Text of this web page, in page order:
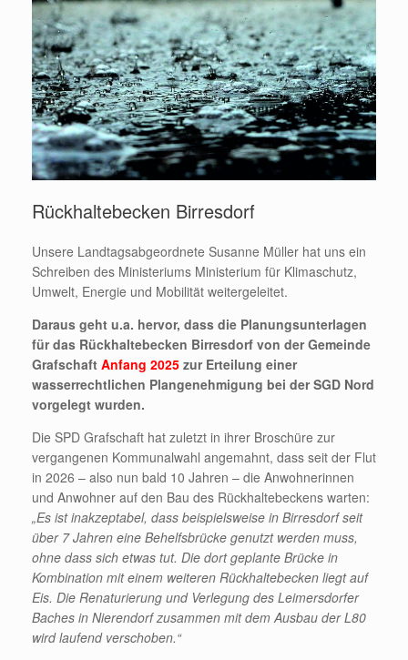
Rückhaltebecken Birresdorf
Unsere Landtagsabgeordnete Susanne Müller hat uns ein
Schreiben des Ministeriums Ministerium für Klimaschutz,
Umwelt, Energie und Mobilität weitergeleitet.
Daraus geht u.a. hervor, dass die Planungsunterlagen
für das Rückhaltebecken Birresdorf von der Gemeinde
Grafschaft Anfang 2025 zur Erteilung einer
wasserrechtlichen Plangenehmigung bei der SGD Nord
vorgelegt wurden.
Die SPD Grafschaft hat zuletzt in ihrer Broschüre zur
vergangenen Kommunalwahl angemahnt, dass seit der Flut
in 2026 – also nun bald 10 Jahren – die Anwohnerinnen
und Anwohner auf den Bau des Rückhaltebeckens warten:
„Es ist inakzeptabel, dass beispielsweise in Birresdorf seit
über 7 Jahren eine Behelfsbrücke genutzt werden muss,
ohne dass sich etwas tut. Die dort geplante Brücke in
Kombination mit einem weiteren Rückhaltebecken liegt auf
Eis. Die Renaturierung und Verlegung des Leimersdorfer
Baches in Nierendorf zusammen mit dem Ausbau der L80
wird laufend verschoben.“